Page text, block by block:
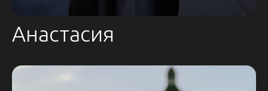
Анастасия